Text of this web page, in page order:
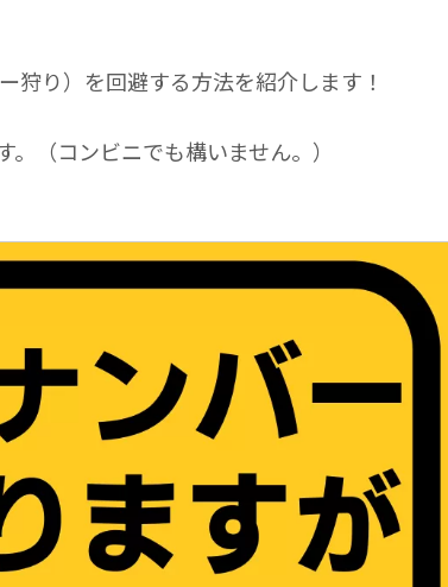
狩り）を回避する方法を紹介します！
（コンビニでも構いません。）